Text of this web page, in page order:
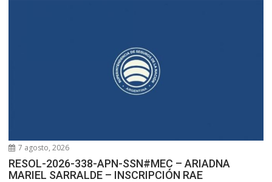
7 agosto, 2026
RESOL-2026-338-APN-SSN#MEC – ARIADNA
MARIEL SARRALDE – INSCRIPCIÓN RAE